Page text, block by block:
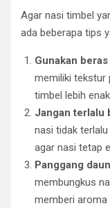
Agar nasi timbel
ada beberapa tips
Gunakan
memiliki tekstur
timbel lebih
Jangan terlalu
nasi tidak
agar nasi tetap
Panggang
membungkus
memberi aroma